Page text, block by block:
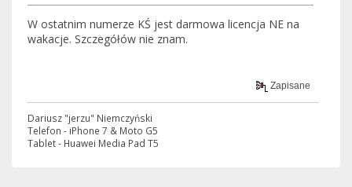
W ostatnim numerze KŚ jest darmowa licencja NE na
wakacje. Szczegółów nie znam.
Zapisane
Dariusz "jerzu" Niemczyński
Telefon - iPhone 7 & Moto G5
Tablet - Huawei Media Pad T5